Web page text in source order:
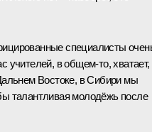
специалисты
учителей, в общем‑то, хватает,
Востоке, в Сибири мы
талантливая молодёжь после